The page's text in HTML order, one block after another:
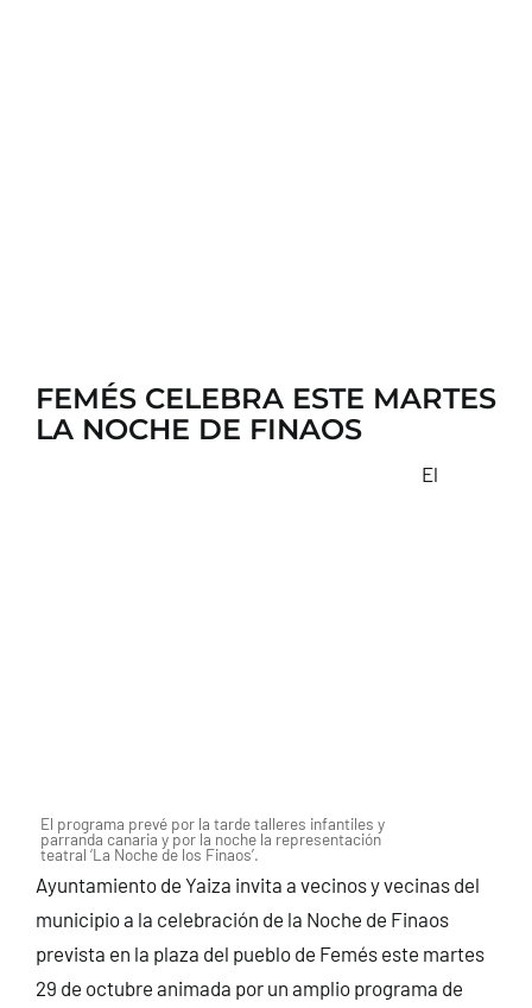
FEMÉS CELEBRA ESTE MARTES
LA NOCHE DE FINAOS
El programa prevé por la tarde talleres infantiles y
parranda canaria y por la noche la representación
teatral ‘La Noche de los Finaos’.
El
Ayuntamiento de Yaiza invita a vecinos y vecinas del
municipio a la celebración de la Noche de Finaos
prevista en la plaza del pueblo de Femés este martes
29 de octubre animada por un amplio programa de